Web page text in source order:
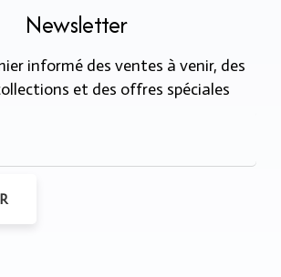
Newsletter
informé des ventes à venir, des
et des offres spéciales